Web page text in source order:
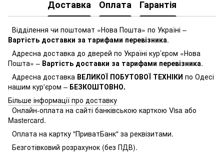
Доставка Оплата Гарантія
Відділення чи поштомат «Нова Пошта» по Україні –
Вартість доставки за тарифами перевізника.
Адресна доставка до дверей по Україні кур’єром «Нова
Пошта» – Вартість доставки за тарифами перевізника.
Адресна доставка ВЕЛИКОЇ ПОБУТОВОЇ ТЕХНІКИ по Одесі
нашим кур'єром – БЕЗКОШТОВНО.
Більше інформації про доставку
Онлайн-оплата на сайті банківською карткою Visa або
Mastercard.
Оплата на картку "ПриватБанк" за реквізитами.
Безготівковий розрахунок (без ПДВ).